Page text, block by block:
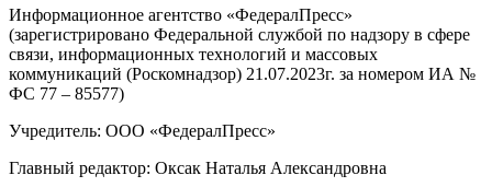
Информационное агентство «ФедералПресс»
(зарегистрировано Федеральной службой по надзору в сфере
связи, информационных технологий и массовых
коммуникаций (Роскомнадзор) 21.07.2023г. за номером ИА №
ФС 77 – 85577)
Учредитель: ООО «ФедералПресс»
Главный редактор: Оксак Наталья Александровна